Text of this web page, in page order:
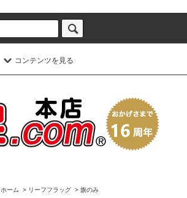
コンテンツを見る
ホーム > リーフフラッグ > 旗のみ